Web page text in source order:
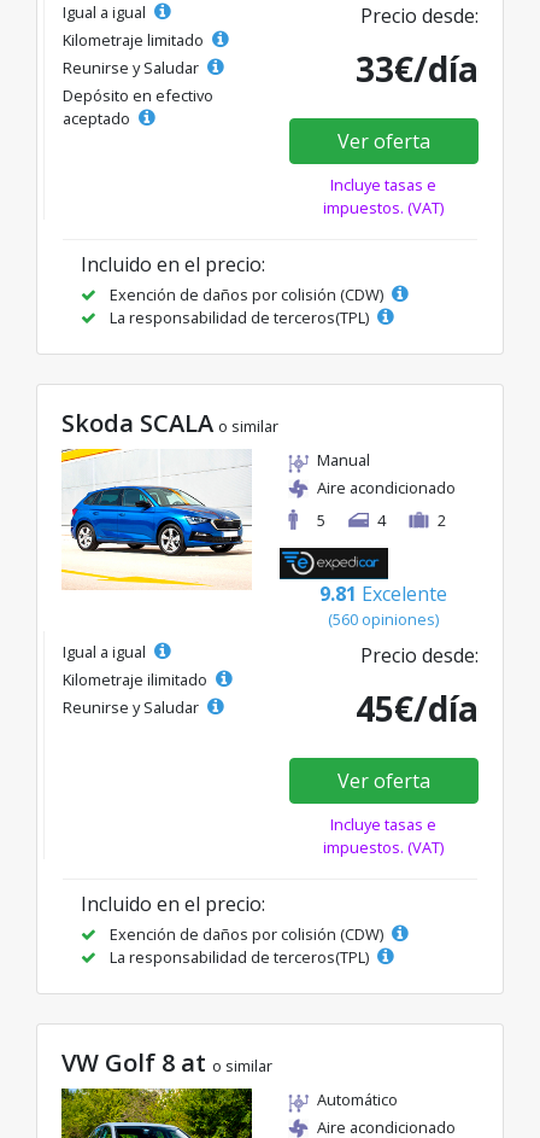
Igual a igual
Kilometraje limitado
Reunirse y Saludar
Depósito en efectivo
aceptado
Precio desde:
33€/día
Ver oferta
Incluye tasas e
impuestos. (VAT)
Incluido en el precio:
Exención de daños por colisión (CDW)
La responsabilidad de terceros(TPL)
Skoda SCALA o similar
Manual
Aire acondicionado
5
4 2
9.81 Excelente
(560 opiniones)
Igual a igual
Kilometraje ilimitado
Reunirse y Saludar
Precio desde:
45€/día
Ver oferta
Incluye tasas e
impuestos. (VAT)
Incluido en el precio:
Exención de daños por colisión (CDW)
La responsabilidad de terceros(TPL)
VW Golf 8 at o similar
Automático
Aire acondicionado